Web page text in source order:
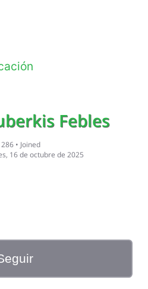
Febles
• Joined
16 de octubre de 2025